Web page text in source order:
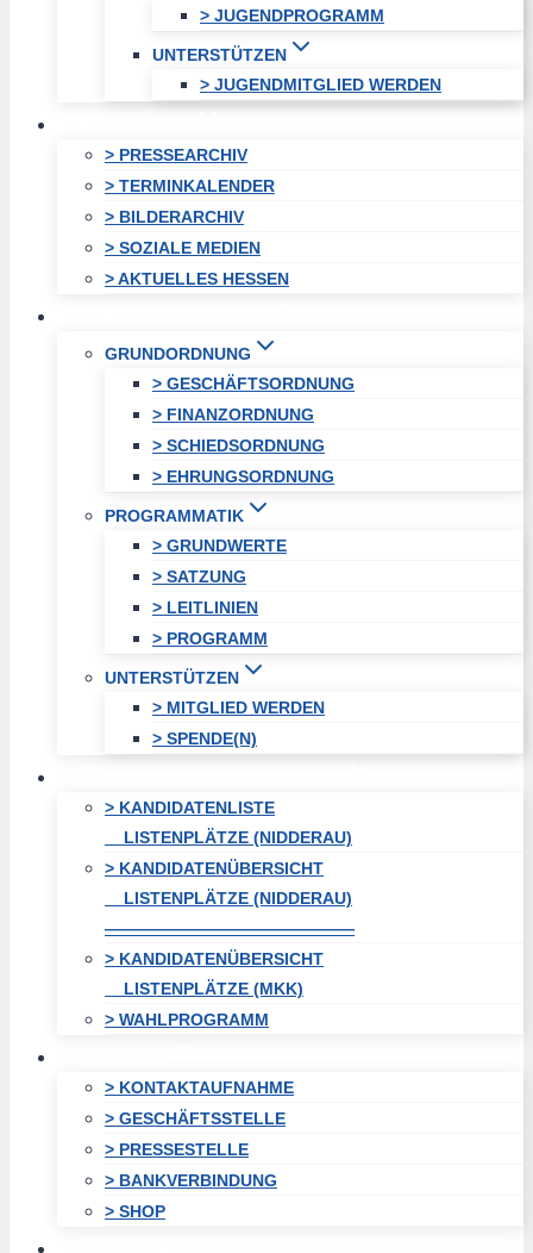
> JUGENDPROGRAMM
UNTERSTÜTZEN
> JUGENDMITGLIED WERDEN
> PRESSEARCHIV
> TERMINKALENDER
> BILDERARCHIV
> SOZIALE MEDIEN
> AKTUELLES HESSEN
GRUNDORDNUNG
> GESCHÄFTSORDNUNG
> FINANZORDNUNG
> SCHIEDSORDNUNG
> EHRUNGSORDNUNG
PROGRAMMATIK
> GRUNDWERTE
> SATZUNG
> LEITLINIEN
> PROGRAMM
UNTERSTÜTZEN
> MITGLIED WERDEN
> SPENDE(N)
> KANDIDATENLISTE
LISTENPLÄTZE (NIDDERAU)
> KANDIDATENÜBERSICHT
LISTENPLÄTZE (NIDDERAU)
———————————————
> KANDIDATENÜBERSICHT
LISTENPLÄTZE (MKK)
> WAHLPROGRAMM
> KONTAKTAUFNAHME
> GESCHÄFTSSTELLE
> PRESSESTELLE
> BANKVERBINDUNG
> SHOP